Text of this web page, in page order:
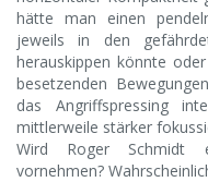
hätte man einen
jeweils in den
herauskippen könnte
besetzenden
das Angriffspressing
mittlerweile stärker
Wird Roger Schmidt
vornehmen?